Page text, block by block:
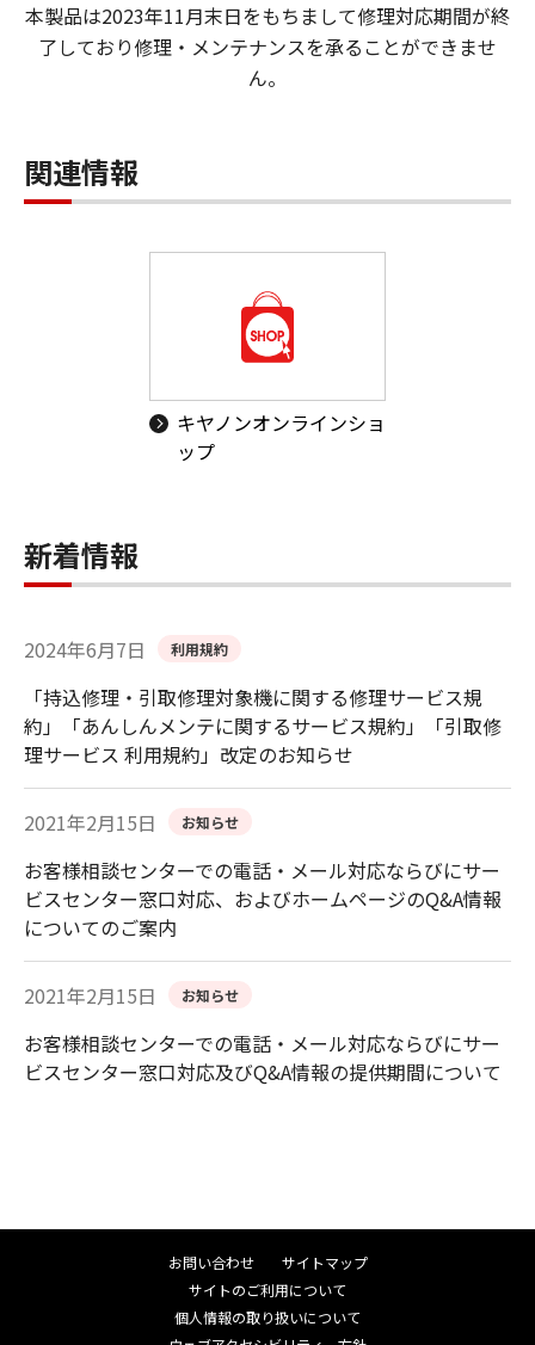
本製品は2023年11月末日をもちまして修理対応期間が終
了しており修理・メンテナンスを承ることができませ
ん。
関連情報
キヤノンオンラインショ
ップ
新着情報
2024年6月7日 利用規約
「持込修理・引取修理対象機に関する修理サービス規
約」「あんしんメンテに関するサービス規約」「引取修
理サービス 利用規約」改定のお知らせ
2021年2月15日 お知らせ
お客様相談センターでの電話・メール対応ならびにサー
ビスセンター窓口対応、およびホームページのQ&A情報
についてのご案内
2021年2月15日 お知らせ
お客様相談センターでの電話・メール対応ならびにサー
ビスセンター窓口対応及びQ&A情報の提供期間について
お問い合わせ
サイトマップ
サイトのご利用について
個人情報の取り扱いについて